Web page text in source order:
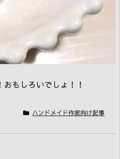
もしろいでしょ！！
ハンドメイド作家向け記事